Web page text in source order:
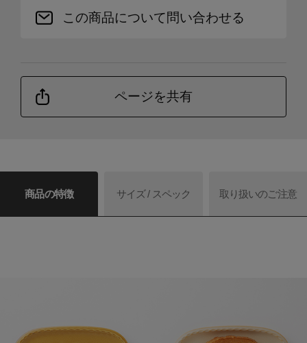
この商品について問い合わせる
ページを共有
商品の特徴 サイズ / スペック 取り扱いのご注意